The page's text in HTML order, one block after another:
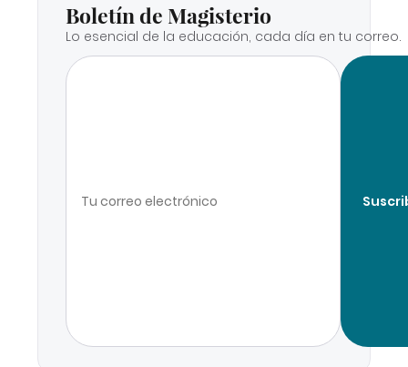
Boletín de Magisterio
Lo esencial de la educación, cada día en tu correo.